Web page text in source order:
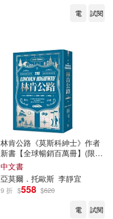
電
試閱
林肯公路《莫斯科紳士》作者
新書【全球暢銷百萬冊】(限量
精裝版)
中文書
亞莫爾 ． 托歐斯 李靜宜
9 折 $558 $620
電
試閱